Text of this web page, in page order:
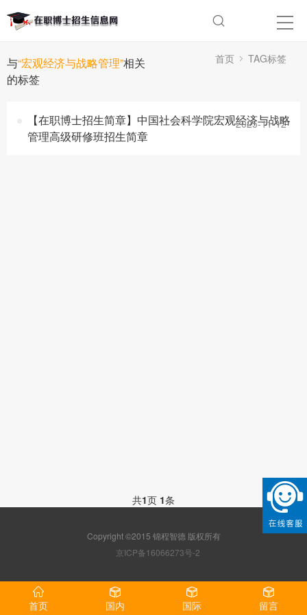
与“宏观经济与战略管理”相关
的标签
首页 TAG标签
【在职博士招生简章】中国社会科学院宏观经济与战略
管理高级研修班招生简章
2025-11-12
共1页 1条
Copyright ©2015 锦程智德 版权所有
京ICP备16066273号-2
首页 国内 国际 留言